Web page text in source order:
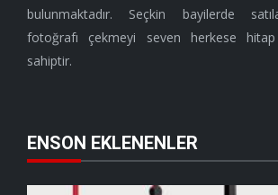
bulunmaktadır. Seçkin bayilerde
fotoğrafı çekmeyi seven herkese
sahiptir.
ENSON EKLENENLER